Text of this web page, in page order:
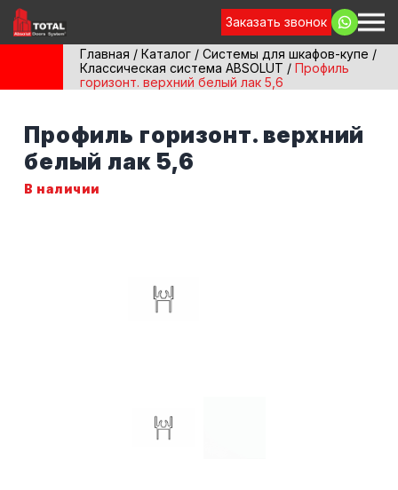
Заказать звонок
Главная / Каталог / Системы для шкафов-купе /
Классическая система ABSOLUT / Профиль
горизонт. верхний белый лак 5,6
Профиль горизонт. верхний
белый лак 5,6
В наличии